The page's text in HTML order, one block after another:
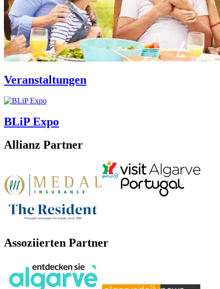
Veranstaltungen
BLiP Expo
Allianz Partner
Assoziierten Partner